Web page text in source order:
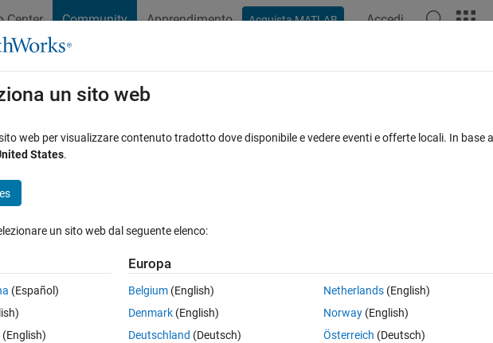
Center Community Apprendimento Acquista MATLAB Accedi
Cody
Risposta Naviga
度を上げる方法 How to increase LSTM prediction
Mostra commenti
LSTM について勉強しています。
un sito web
web per visualizzare contenuto tradotto dove disponibile e vedere eventi e offerte locali. In
States.
un sito web dal seguente elenco:
(Español)
(English)
Europa
Belgium (English)
Denmark (English)
Deutschland (Deutsch)
Netherlands(English)
Norway(English)
Österreich (Deutsch)